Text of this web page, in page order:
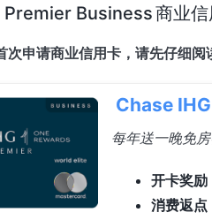
Premier Business 商业信
次申请商业信用卡，请先仔细阅
Chase
每年送一晚免
开卡奖
消费返点